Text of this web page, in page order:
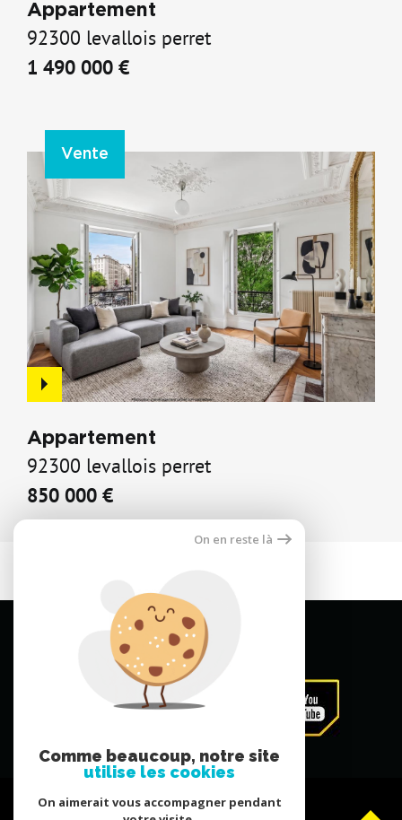
Appartement
92300 levallois perret
1 490 000 €
Vente
Appartement
92300 levallois perret
850 000 €
On en reste là
Comme beaucoup, notre site
utilise les cookies
On aimerait vous accompagner pendant